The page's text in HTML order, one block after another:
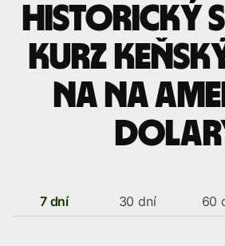
Historický
kurz
na na
7 dní 30 dní 60